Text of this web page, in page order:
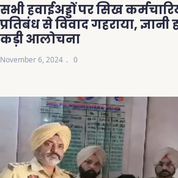
सभी हवाईअड्डों पर सिख
प्रतिबंध से विवाद गहराया, ज्ञानी
कड़ी आलोचना
November 6, 2024 0